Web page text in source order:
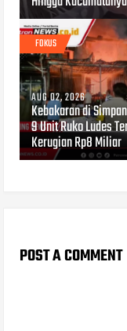
FOKUS
AUG 02, 2026
Kebakaran di
9 Unit Ruko Ludes
Kerugian Rp8 Miliar
POST A COMMENT